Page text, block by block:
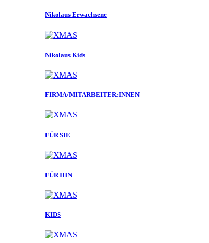
Nikolaus Erwachsene
Nikolaus Kids
FIRMA/MITARBEITER:INNEN
FÜR SIE
FÜR IHN
KIDS